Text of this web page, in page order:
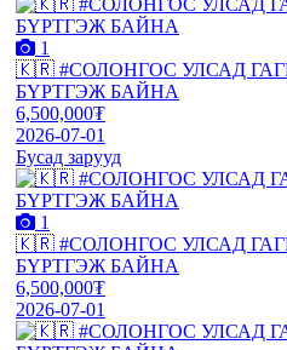
1
🇰🇷 #СОЛОНГОС УЛСАД
БҮРТГЭЖ БАЙНА
6,500,000₮
2026-07-01
Бусад зарууд
1
🇰🇷 #СОЛОНГОС УЛСАД
БҮРТГЭЖ БАЙНА
6,500,000₮
2026-07-01